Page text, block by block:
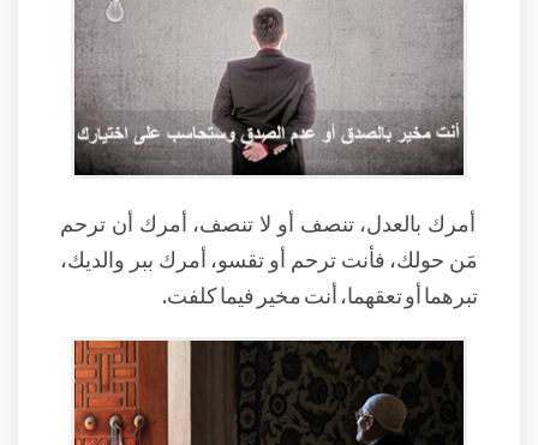
أمرك بالعدل، تنصف أو لا تنصف، أمرك أن ترحم
مَن حولك، فأنت ترحم أو تقسو، أمرك ببر والديك،
تبرهما أو تعقهما، أنت مخير فيما كلفت.